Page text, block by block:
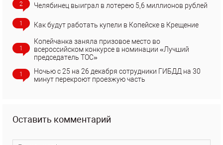
2 Челябинец выиграл в лотерею 5,6 миллионов рублей
1 Как будут работать купели в Копейске в Крещение
1
Копейчанка заняла призовое место во
всероссийском конкурсе в номинации «Лучший
председатель ТОС»
1
Ночью с 25 на 26 декабря сотрудники ГИБДД на 30
минут перекроют проезжую часть
Оставить комментарий